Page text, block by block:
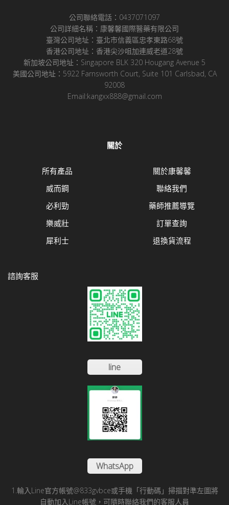
公司聯絡電話：0437071097
公司詳細名稱：康馨馨國際醫藥有限公司
臺灣公司地址：臺北市信義區忠孝東路68號
香港公司地址：香港尖沙咀加連威老道28號
新加坡公司地址：Singapore BLK 320 Hougang Avenue 5
美國公司地址：5922 Farnsworth Court, Suite 101 Carlsbad, CA
92008
Email:kangxx888@gmail.com
關於
所有產品
威而鋼
必利勁
樂威壯
犀利士
關於康馨馨
聯絡我們
藥師推薦導覽
訂單查詢
退換貨流程
諮詢客服
line
WhatsApp
1.輪入Line官方帳號@833gvbce或手機「行動碼」掃描對準左圖將
自動加入Line帳號，可隨時聯絡我們的客服人員